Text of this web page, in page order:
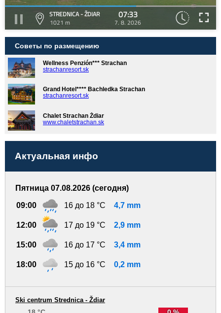
STREDNICA - ŽDIAR
1021 m
07:33
7. 8. 2026
Советы по размещению
Wellness Penzión*** Strachan
strachanresort.sk
Grand Hotel**** Bachledka Strachan
strachanresort.sk
Chalet Strachan Ždiar
www.chaletstrachan.sk
Актуальная инфо
Пятница 07.08.2026 (сегодня)
09:00 16 до 18 °C 4,7 mm
12:00 17 до 19 °C 2,9 mm
15:00 16 до 17 °C 3,4 mm
18:00 15 до 16 °C 0,2 mm
Ski centrum Strednica - Ždiar